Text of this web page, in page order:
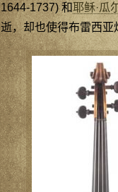
1644-1737) 和耶稣·瓜
逝，却也使得布雷西亚